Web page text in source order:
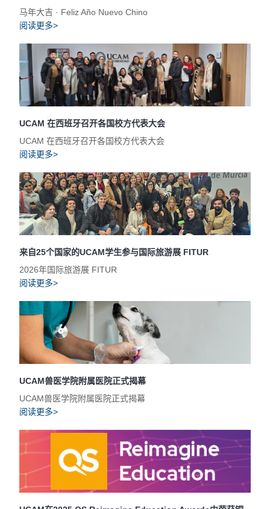
马年大吉 · Feliz Año Nuevo Chino
阅读更多>
UCAM 在西班牙召开各国校方代表大会
UCAM 在西班牙召开各国校方代表大会
阅读更多>
来自25个国家的UCAM学生参与国际旅游展 FITUR
2026年国际旅游展 FITUR
阅读更多>
UCAM兽医学院附属医院正式揭幕
UCAM兽医学院附属医院正式揭幕
阅读更多>